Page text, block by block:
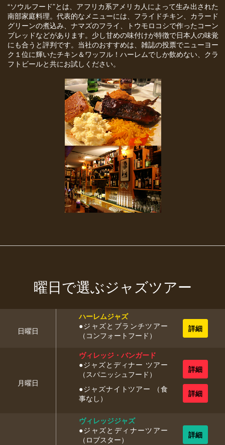
“ソウルフード”とは、アフリカ系アメリカ人によって生み出された
南部家庭料理。代表的なメニューには、フライドチキン、カラード
グリーンの煮込み、ナマズのフライ、トウモロコシで作ったコーン
ブレッドなどがあります。少し甘めの味付けが特徴で日本人の味覚
にも合うと評判です。当社のおすすめは、雑誌の投票でニューヨー
ク１位に輝いたチキン＆ワッフル！ハーレムでしか飲めない、クラ
フトビールと共にお試しください。
曜日で選ぶジャズツアー
日曜日
ハーレムジャズ
●ジャズとブランチツアー
（コンフォートフード）
月曜日
ヴィレッジ・バンガード
●ジャズとディナー ツアー
（スパニッシュフード）
●ジャズナイトツアー （食
事なし）
ヴィレッジジャズ
●ジャズとディナーツアー
（ロブスター）